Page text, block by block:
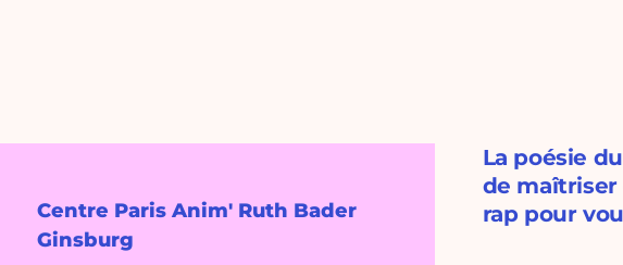
Centre Paris Anim' Ruth Bader
Ginsburg
La poésie
de
rap pour